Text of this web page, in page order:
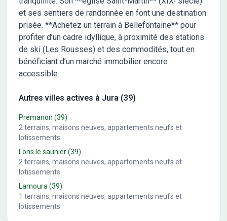
et ses sentiers de randonnée en font une destination
prisée. **Achetez un terrain à Bellefontaine** pour
profiter d’un cadre idyllique, à proximité des stations
de ski (Les Rousses) et des commodités, tout en
bénéficiant d’un marché immobilier encore
accessible.
Autres villes actives à Jura (39)
Premanon (39)
2 terrains, maisons neuves, appartements neufs et
lotissements
Lons le saunier(39)
2 terrains, maisons neuves, appartements neufs et
lotissements
Lamoura (39)
1 terrains, maisons neuves, appartements neufs et
lotissements